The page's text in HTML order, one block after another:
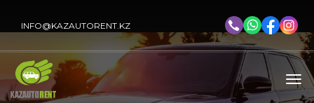
INFO@KAZAUTORENT.KZ